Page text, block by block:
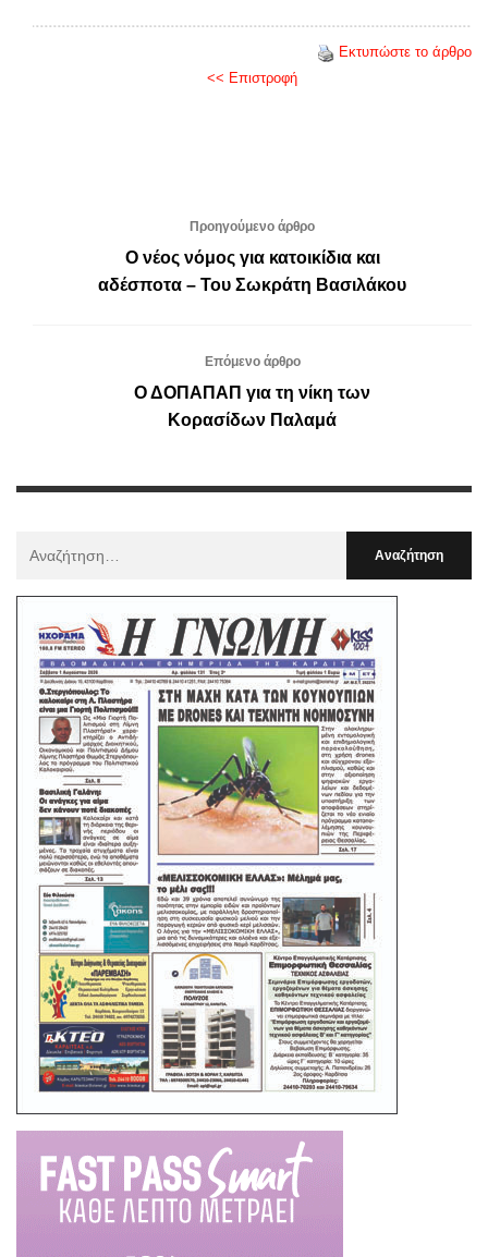
Εκτυπώστε το άρθρο
<< Επιστροφή
Προηγούμενο άρθρο
Ο νέος νόμος για κατοικίδια και
αδέσποτα – Του Σωκράτη Βασιλάκου
Επόμενο άρθρο
Ο ΔΟΠΑΠΑΠ για τη νίκη των
Κορασίδων Παλαμά
: